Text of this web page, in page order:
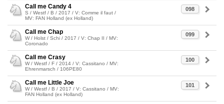
098
Call me Candy 4
S / Westf / B / 2017 / V: Comme il faut /
MV: FAN Holland (ex Holland)
099
Call me Chap
W / Holst / Schi / 2017 / V: Chap II / MV:
Coronado
100
Call me Crasy
W / Westf / F / 2014 / V: Cassitano / MV:
Ehrenmarsch / 106PE80
101
Call me Little Joe
W / Westf / B / 2017 / V: Cassitano / MV:
FAN Holland (ex Holland)